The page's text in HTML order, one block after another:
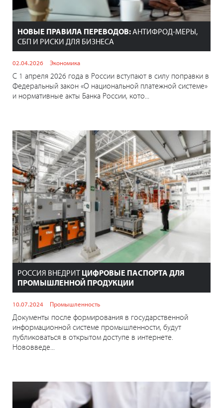
НОВЫЕ ПРАВИЛА ПЕРЕВОДОВ:АНТИФРОД-МЕРЫ,
СБП И РИСКИ ДЛЯ БИЗНЕСА
02.04.2026 Экономика
С 1 апреля 2026 года в России вступают в силу поправки в
Федеральный закон «О национальной платежной системе»
и нормативные акты Банка России, кото...
РОССИЯ ВНЕДРИТ ЦИФРОВЫЕ ПАСПОРТА ДЛЯ
ПРОМЫШЛЕННОЙ ПРОДУКЦИИ
10.07.2024 Промышленность
Документы после формирования в государственной
информационной системе промышленности, будут
публиковаться в открытом доступе в интернете.
Нововведе...